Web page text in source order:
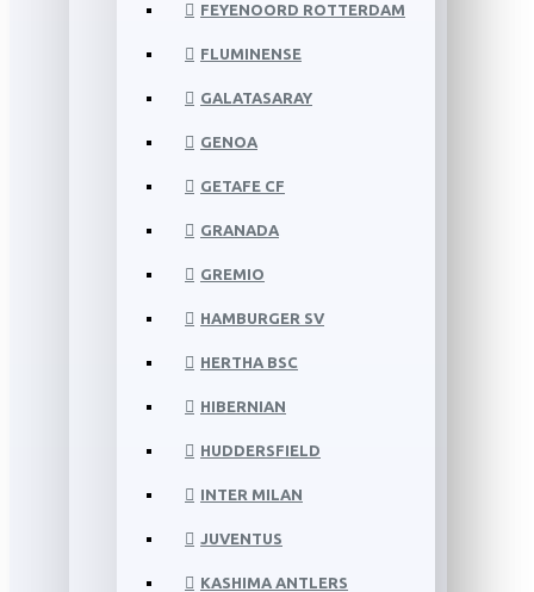
FEYENOORD ROTTERDAM
FLUMINENSE
GALATASARAY
GENOA
GETAFE CF
GRANADA
GREMIO
HAMBURGER SV
HERTHA BSC
HIBERNIAN
HUDDERSFIELD
INTER MILAN
JUVENTUS
KASHIMA ANTLERS